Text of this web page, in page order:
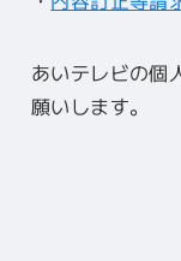
あいテレビの個
願いします。